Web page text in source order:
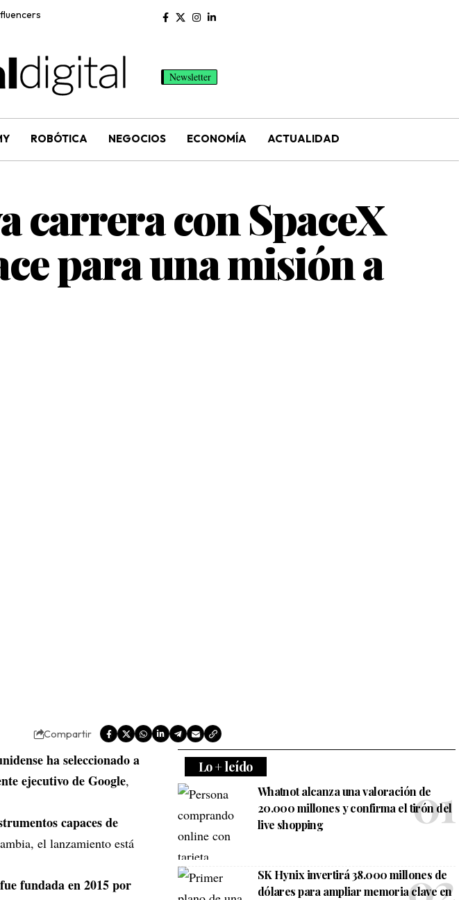
Newsletter
ROBÓTICA NEGOCIOS ECONOMÍA ACTUALIDAD
carrera con SpaceX
para una misión a
Compartir
ha seleccionado a
ejecutivo deGoogle,
capaces de
el lanzamiento está
fundada en 2015 por
Lo + leído
Whatnot alcanza una valoración de
20.000 millones y confirma el tirón del
live shopping
SK Hynix invertirá 38.000 millones de
dólares para ampliar memoria clave en